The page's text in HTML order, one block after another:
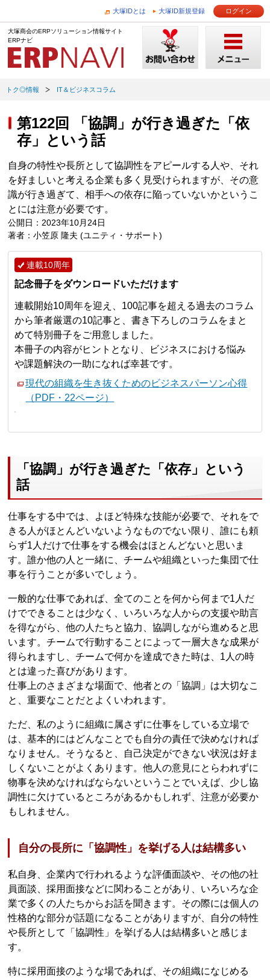
大塚IDとは 大塚ID新規登録 ログイン
大塚商会のERPソリューション情報サイト
ERPナビ
トク◎情報 IT＆ビジネスコラム
第122回 「協調」が行き過ぎた「依
存」という話
自身の特性や長所として協調性をアピールする人や、それ
を好ましいと考える企業も多く見受けられますが、その意
識が行き過ぎて、相手への依存に陥っていないかというこ
とには注意が必要です。
公開日：2023年10月24日
著者：小笠原 隆夫 (ユニティ・サポート)
連載10周年
記念冊子をダウンロードいただけます
連載開始10周年を迎え、100記事を超える過去のコラム
から筆者厳選の10記事と、書き下ろしのコラムをまと
めて特別冊子をご用意しました。
本冊子の内容がヒントとなり、ビジネスにおける悩み
や課題解決の一助になれば幸甚です。
現代の組織を生き抜くためのビジネスパーソン心得
（PDF・22ページ）
「協調」が行き過ぎた「依存」という
話
仕事をする中では、よほど特殊な技能が必要で、それをで
きる人がほとんどいないようなものでない限り、誰にも頼
らず1人だけで仕事をする機会はほとんどないと思いま
す。誰か他の人と一緒に、チームや組織といった集団で仕
事を行うことが多いでしょう。
一般的な仕事であれば、全てのことを何から何まで1人だ
けでできることは少なく、いろいろな人からの支援や助言
を得ながら、他の人たちと協力、協調しながら進めると思
います。チームで行動することによって一層大きな成果が
得られますし、チームで何かを達成できた時は、1人の時
とは違った喜びがあります。
仕事上のさまざまな場面で、他者との「協調」は大切なこ
と、重要なことだとよくいわれます。
ただ、私のように組織に属さずに仕事をしている立場で
は、基本的にはどんなことでも自分の責任で決めなければ
なりません。そうなると、自己決定ができない状況は好ま
しくないことがよくあります。他人の意見にとらわれずに
物事を決めなければならないということでいえば、少し協
調性に欠けているところがあるかもしれず、注意が必要か
もしれません。
自分の長所に「協調性」を挙げる人は結構多い
私自身、企業内で行われるような評価面談や、その他の社
員面談、採用面接などに関わることがあり、いろいろな企
業で多くの人たちからお話を聞きます。その際には個人の
性格的な部分が話題になることがありますが、自分の特性
や長所として「協調性」を挙げる人は結構多いと感じま
す。
特に採用面接のような場であれば、その組織になじめる